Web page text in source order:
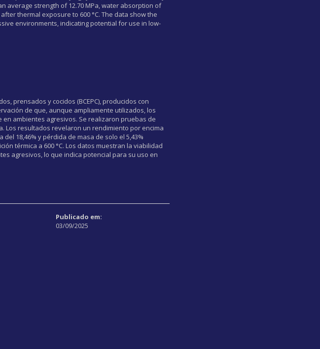
average strength of 12.70 MPa, water absorption of
thermal exposure to 600 °C. The data show the
environments, indicating potential for use in low-
prensados y cocidos (BCEPC), producidos con
de que, aunque ampliamente utilizados, los
ambientes agresivos. Se realizaron pruebas de
Los resultados revelaron un rendimiento por encima
18,46% y pérdida de masa de solo el 5,43%
térmica a 600 °C. Los datos muestran la viabilidad
agresivos, lo que indica potencial para su uso en
Publicado em:
03/09/2025